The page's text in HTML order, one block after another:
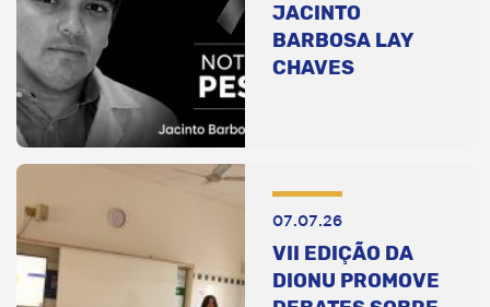
JACINTO
BARBOSA LAY
CHAVES
07.07.26
VII EDIÇÃO DA
DIONU PROMOVE